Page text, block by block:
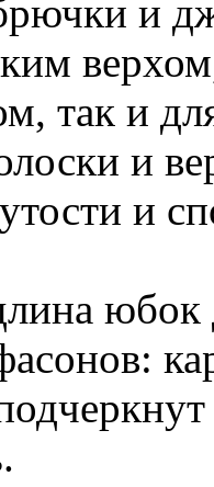
и
так и
и
и
юбок